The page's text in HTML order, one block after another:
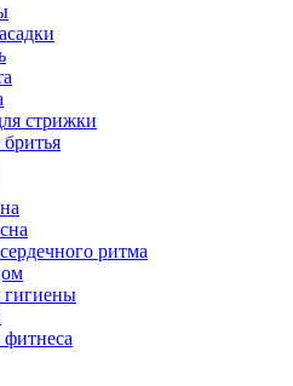
стрижки
ритма
гигиены